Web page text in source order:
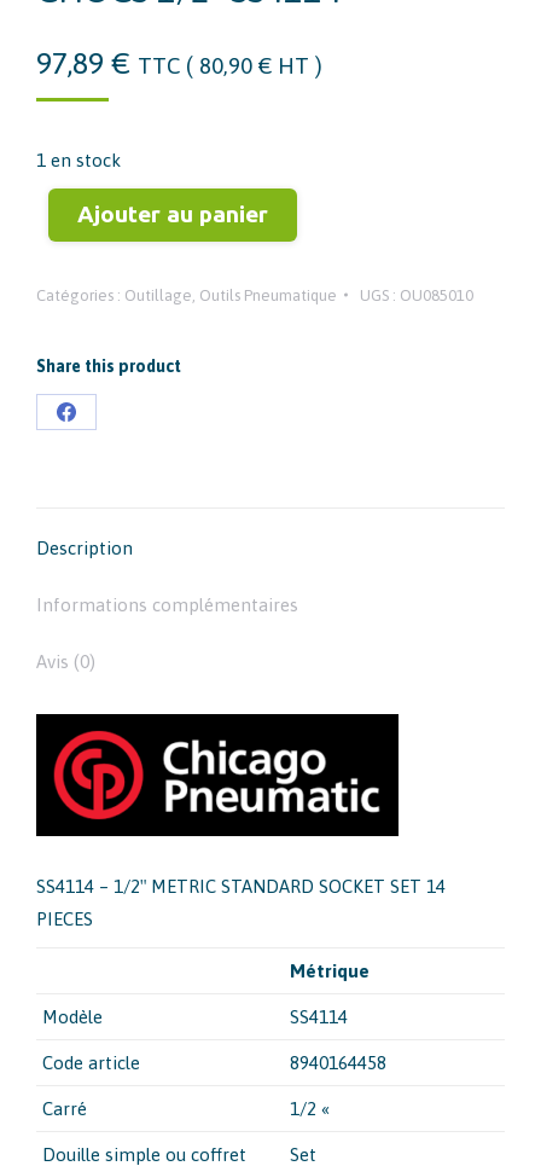
97,89 € TTC ( 80,90 € HT )
1 en stock
Ajouter au panier
Catégories : Outillage Outils Pneumatique UGS : OU085010
Share this product
Partager
Description
Informations complémentaires
Avis (0)
SS4114 – 1/2″ METRIC STANDARD SOCKET SET 14
PIECES
Métrique
Modèle SS4114
Code article 8940164458
Carré 1/2 «
Douille simple ou coffret Set